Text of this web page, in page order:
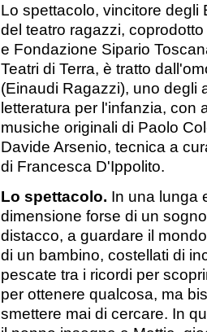
Lo spettacolo, vincitore degli
del teatro ragazzi,
e Fondazione Sipario
Teatri di Terra, è tratto
(Einaudi Ragazzi), uno degli
letteratura per l'infanzia, con
musiche originali di Paolo
Davide Arsenio, tecnica a
di Francesca D'Ippolito.
Lo spettacolo. In una lunga
dimensione forse di un
distacco, a guardare il
di un bambino, costellati di
pescate tra i ricordi per
per ottenere qualcosa, ma
smettere mai di cercare. In